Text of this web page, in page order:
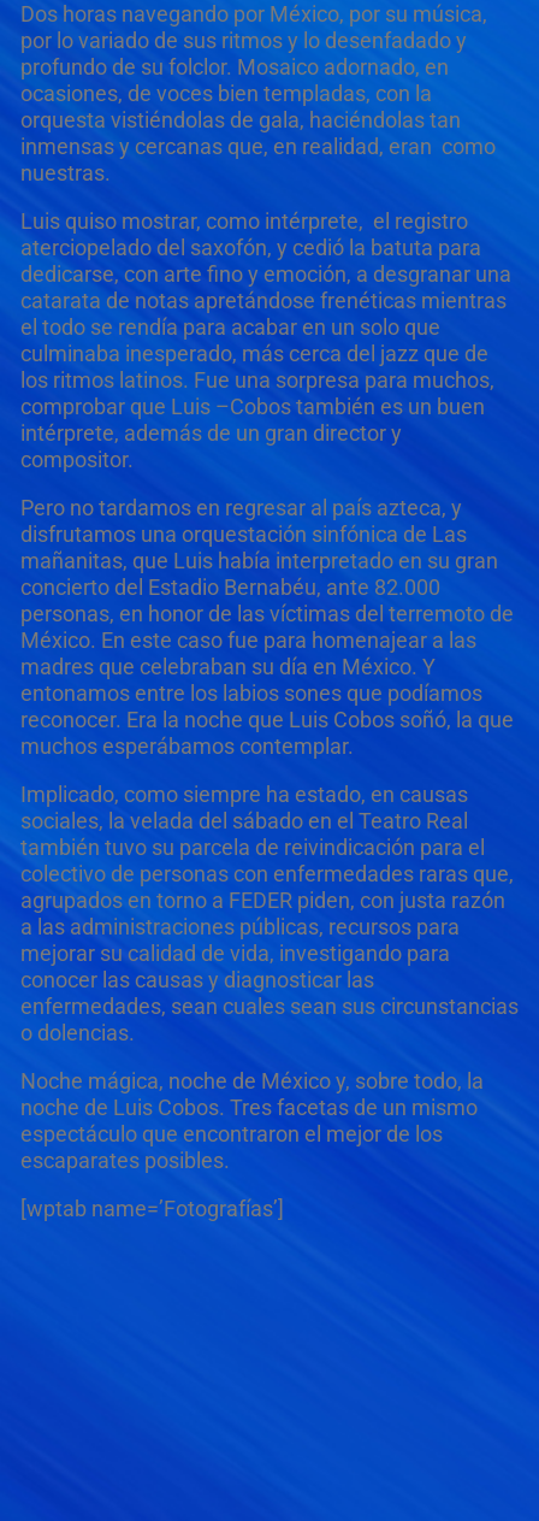
Dos horas navegando por México, por su música,
por lo variado de sus ritmos y lo desenfadado y
profundo de su folclor. Mosaico adornado, en
ocasiones, de voces bien templadas, con la
orquesta vistiéndolas de gala, haciéndolas tan
inmensas y cercanas que, en realidad, eran como
nuestras.
Luis quiso mostrar, como intérprete, el registro
aterciopelado del saxofón, y cedió la batuta para
dedicarse, con arte fino y emoción, a desgranar una
catarata de notas apretándose frenéticas mientras
el todo se rendía para acabar en un solo que
culminaba inesperado, más cerca del jazz que de
los ritmos latinos. Fue una sorpresa para muchos,
comprobar que Luis –Cobos también es un buen
intérprete, además de un gran director y
compositor.
Pero no tardamos en regresar al país azteca, y
disfrutamos una orquestación sinfónica de Las
mañanitas, que Luis había interpretado en su gran
concierto del Estadio Bernabéu, ante 82.000
personas, en honor de las víctimas del terremoto de
México. En este caso fue para homenajear a las
madres que celebraban su día en México. Y
entonamos entre los labios sones que podíamos
reconocer. Era la noche que Luis Cobos soñó, la que
muchos esperábamos contemplar.
Implicado, como siempre ha estado, en causas
sociales, la velada del sábado en el Teatro Real
también tuvo su parcela de reivindicación para el
colectivo de personas con enfermedades raras que,
agrupados en torno a FEDER piden, con justa razón
a las administraciones públicas, recursos para
mejorar su calidad de vida, investigando para
conocer las causas y diagnosticar las
enfermedades, sean cuales sean sus circunstancias
o dolencias.
Noche mágica, noche de México y, sobre todo, la
noche de Luis Cobos. Tres facetas de un mismo
espectáculo que encontraron el mejor de los
escaparates posibles.
[wptab name=’Fotografías’]